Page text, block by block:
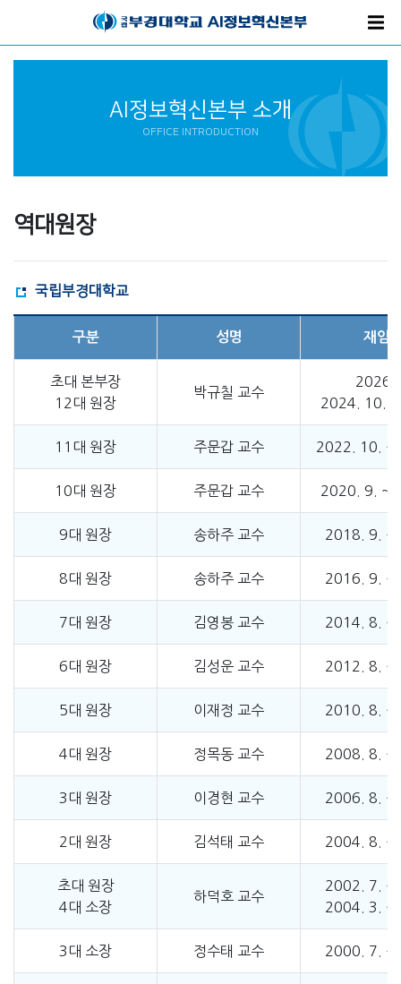
AI정보혁신본부 소개
OFFICE INTRODUCTION
역대원장
국립부경대학교
구분 성명 재임
초대 본부장
12대 원장
박규칠 교수
2026.
2024. 10.
11대 원장 주문갑 교수 2022. 10. ~
10대 원장 주문갑 교수 2020. 9. ~
9대 원장 송하주 교수 2018. 9. ~
8대 원장 송하주 교수 2016. 9. ~
7대 원장 김영봉 교수 2014. 8. ~
6대 원장 김성운 교수 2012. 8. ~
5대 원장 이재정 교수 2010. 8. ~
4대 원장 정목동 교수 2008. 8. ~
3대 원장 이경현 교수 2006. 8. ~
2대 원장 김석태 교수 2004. 8. ~
초대 원장
4대 소장
하덕호 교수
2002. 7. ~
2004. 3. ~
3대 소장 정수태 교수 2000. 7. ~